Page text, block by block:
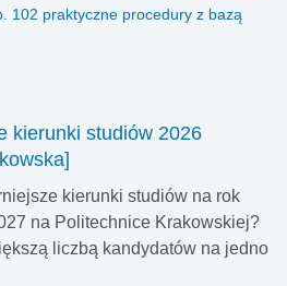
102 praktyczne procedury z bazą
kierunki studiów 2026
kierunki studiów na rok
na Politechnice Krakowskiej?
liczbą kandydatów na jedno